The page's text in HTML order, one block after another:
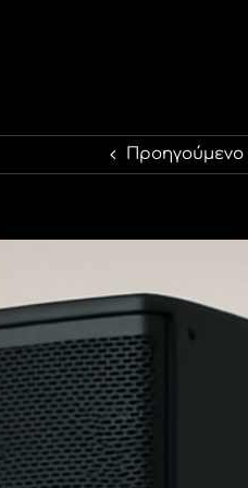
Προηγούμενο